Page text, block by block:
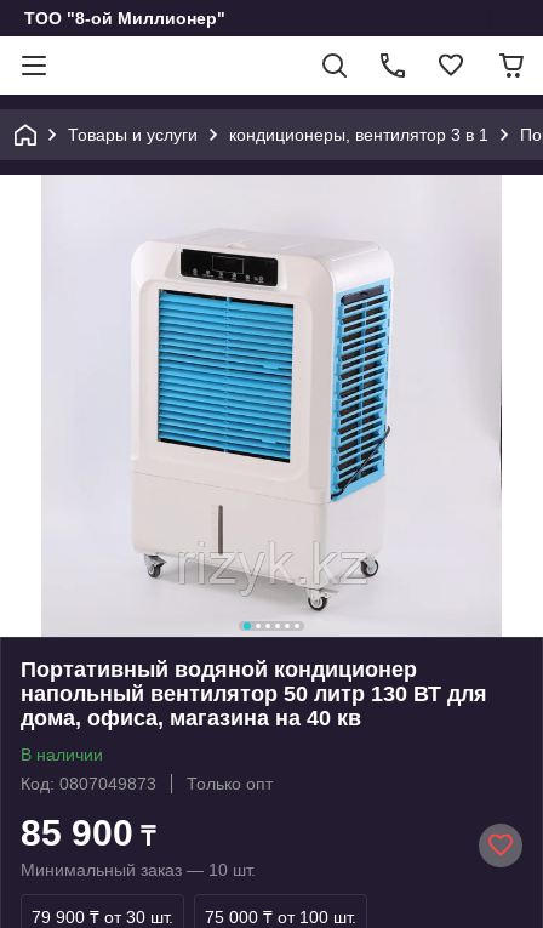
ТОО "8-ой Миллионер"
Товары и услуги кондиционеры, вентилятор 3 в 1
Портативный водяной кондиционер
напольный вентилятор 50 литр 130 ВТ для
дома, офиса, магазина на 40 кв
В наличии
Код: 0807049873
Только опт
85 900 ₸
Минимальный заказ — 10 шт.
79 900 ₸ от 30 шт. 75 000 ₸ от 100 шт.